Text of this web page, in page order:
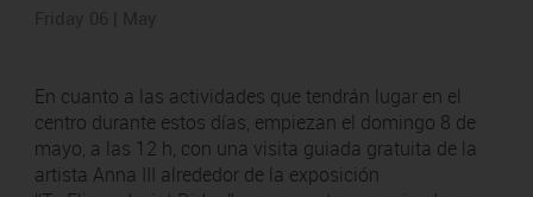
En cuanto a las actividades que tendrán lugar en el
centro durante estos días, empiezan el domingo 8 de
mayo, a las 12 h, con una visita guiada gratuita de la
artista Anna III alrededor de la exposición